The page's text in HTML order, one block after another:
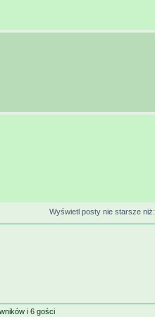
Wyświetl posty nie starsze niż:
i 6 gości